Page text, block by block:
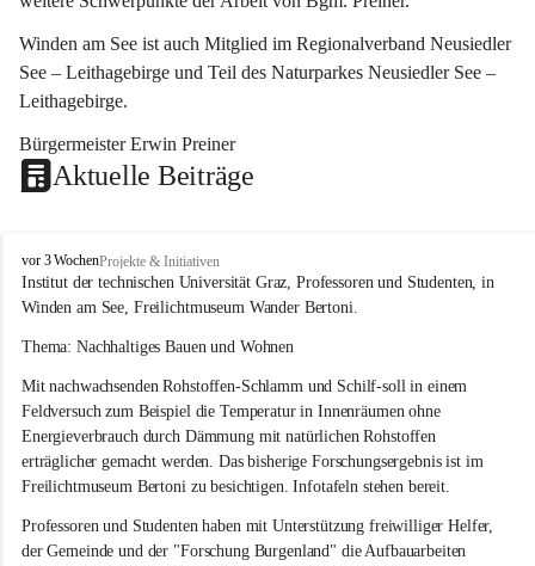
Winden am See ist auch Mitglied im Regionalverband Neusiedler
See – Leithagebirge und Teil des Naturparkes Neusiedler See –
Leithagebirge.
Bürgermeister Erwin Preiner
Aktuelle Beiträge
W
i
n
e
a
m
S
e
e
vor 3 WochenProjekte & Initiativen
Institut der technischen Universität Graz, Professoren und Studenten, in
Winden am See, Freilichtmuseum Wander Bertoni.
Thema: Nachhaltiges Bauen und Wohnen
Mit nachwachsenden Rohstoffen-Schlamm und Schilf-soll in einem
Feldversuch zum Beispiel die Temperatur in Innenräumen ohne
Energieverbrauch durch Dämmung mit natürlichen Rohstoffen
erträglicher gemacht werden. Das bisherige Forschungsergebnis ist im
Freilichtmuseum Bertoni zu besichtigen. Infotafeln stehen bereit.
Professoren und Studenten haben mit Unterstützung freiwilliger Helfer,
der Gemeinde und der "Forschung Burgenland" die Aufbauarbeiten